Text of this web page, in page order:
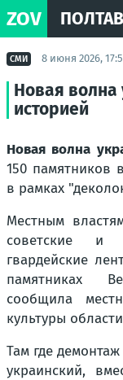
ZOV
СМИ 8 июня 2026,
Новая волна
историей
Новая волна
150 памятников
в рамках
Местным
советские и
гвардейские
памятниках
сообщила
культуры
Там где
украинский,